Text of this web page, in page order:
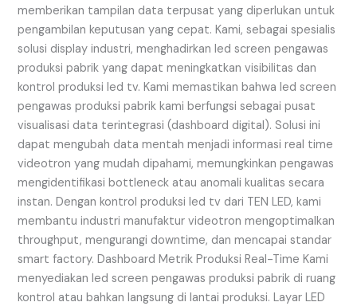
memberikan tampilan data terpusat yang diperlukan untuk
pengambilan keputusan yang cepat. Kami, sebagai spesialis
solusi display industri, menghadirkan led screen pengawas
produksi pabrik yang dapat meningkatkan visibilitas dan
kontrol produksi led tv. Kami memastikan bahwa led screen
pengawas produksi pabrik kami berfungsi sebagai pusat
visualisasi data terintegrasi (dashboard digital). Solusi ini
dapat mengubah data mentah menjadi informasi real time
videotron yang mudah dipahami, memungkinkan pengawas
mengidentifikasi bottleneck atau anomali kualitas secara
instan. Dengan kontrol produksi led tv dari TEN LED, kami
membantu industri manufaktur videotron mengoptimalkan
throughput, mengurangi downtime, dan mencapai standar
smart factory. Dashboard Metrik Produksi Real-Time Kami
menyediakan led screen pengawas produksi pabrik di ruang
kontrol atau bahkan langsung di lantai produksi. Layar LED